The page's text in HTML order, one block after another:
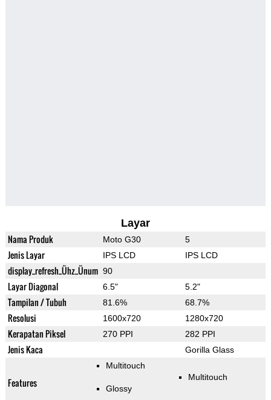
Layar
Nama Produk Moto G30 5
Jenis Layar IPS LCD IPS LCD
display_refresh_Ühz_Ünum 90
Layar Diagonal 6.5" 5.2"
Tampilan / Tubuh 81.6% 68.7%
Resolusi 1600x720 1280x720
Kerapatan Piksel 270 PPI 282 PPI
Jenis Kaca Gorilla Glass
Features
Multitouch
Glossy
Multitouch